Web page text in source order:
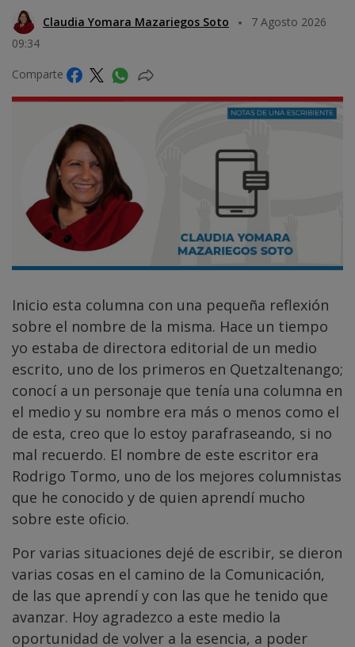
Claudia Yomara Mazariegos Soto
7 Agosto 2026
09:34
Comparte
Inicio esta columna con una pequeña reflexión
sobre el nombre de la misma. Hace un tiempo
yo estaba de directora editorial de un medio
escrito, uno de los primeros en Quetzaltenango;
conocí a un personaje que tenía una columna en
el medio y su nombre era más o menos como el
de esta, creo que lo estoy parafraseando, si no
mal recuerdo. El nombre de este escritor era
Rodrigo Tormo, uno de los mejores columnistas
que he conocido y de quien aprendí mucho
sobre este oficio.
Por varias situaciones dejé de escribir, se dieron
varias cosas en el camino de la Comunicación,
de las que aprendí y con las que he tenido que
avanzar. Hoy agradezco a este medio la
oportunidad de volver a la esencia, a poder